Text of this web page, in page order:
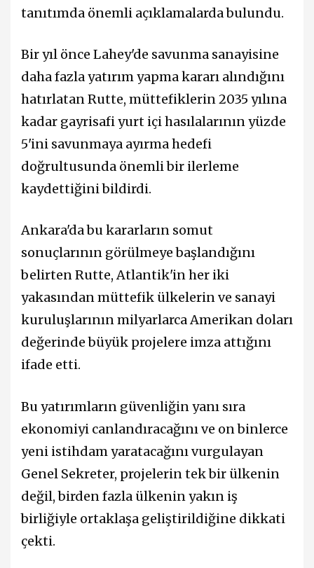
tanıtımda önemli açıklamalarda bulundu.
Bir yıl önce Lahey'de savunma sanayisine
daha fazla yatırım yapma kararı alındığını
hatırlatan Rutte, müttefiklerin 2035 yılına
kadar gayrisafi yurt içi hasılalarının yüzde
5'ini savunmaya ayırma hedefi
doğrultusunda önemli bir ilerleme
kaydettiğini bildirdi.
Ankara'da bu kararların somut
sonuçlarının görülmeye başlandığını
belirten Rutte, Atlantik'in her iki
yakasından müttefik ülkelerin ve sanayi
kuruluşlarının milyarlarca Amerikan doları
değerinde büyük projelere imza attığını
ifade etti.
Bu yatırımların güvenliğin yanı sıra
ekonomiyi canlandıracağını ve on binlerce
yeni istihdam yaratacağını vurgulayan
Genel Sekreter, projelerin tek bir ülkenin
değil, birden fazla ülkenin yakın iş
birliğiyle ortaklaşa geliştirildiğine dikkati
çekti.